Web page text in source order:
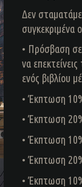
Δεν
συγκεκριμένα
• Πρόσβαση
να
ενός βιβλίου
• Έκπτωση
• Έκπτωση
• Έκπτωση
• Έκπτωση
• Έκπτωση